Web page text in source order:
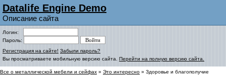
Datalife Engine Demo
Описание сайта
Логин:
Пароль:
Регистрация на сайте! Забыли пароль?
Вы просматриваете мобильную версию сайта. Перейти на полную версию сайта.
Все о металлической мебели и сейфах » Это интересно » Здоровье и благополучие